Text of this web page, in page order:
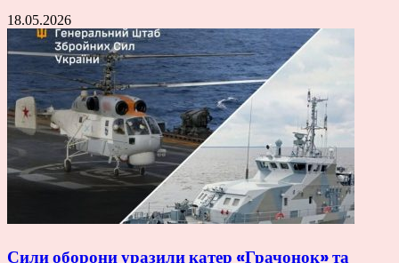
18.05.2026
Сили оборони уразили катер «Грачонок» та